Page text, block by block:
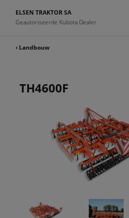
ELSEN TRAKTOR SA
Geautoriseerde Kubota Dealer
‹ Landbouw
TH4600F